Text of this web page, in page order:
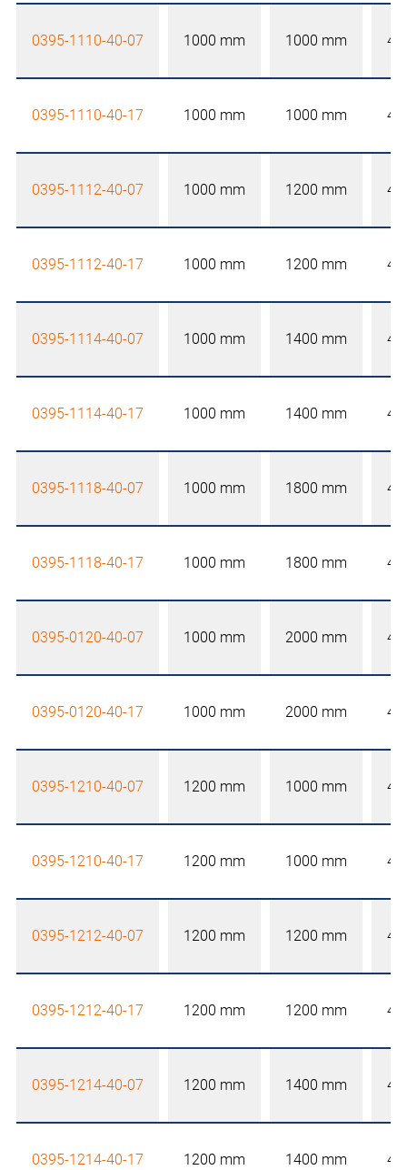
0395-1110-40-07 1000 mm 1000 mm
0395-1110-40-17 1000 mm 1000 mm
0395-1112-40-07 1000 mm 1200 mm
0395-1112-40-17 1000 mm 1200 mm
0395-1114-40-07 1000 mm 1400 mm
0395-1114-40-17 1000 mm 1400 mm
0395-1118-40-07 1000 mm 1800 mm
0395-1118-40-17 1000 mm 1800 mm
0395-0120-40-07 1000 mm 2000 mm
0395-0120-40-17 1000 mm 2000 mm
0395-1210-40-07 1200 mm 1000 mm
0395-1210-40-17 1200 mm 1000 mm
0395-1212-40-07 1200 mm 1200 mm
0395-1212-40-17 1200 mm 1200 mm
0395-1214-40-07 1200 mm 1400 mm
0395-1214-40-17 1200 mm 1400 mm